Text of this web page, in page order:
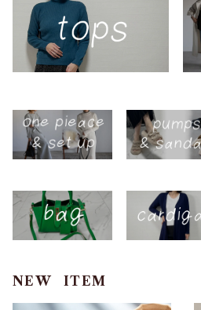
NEW ITEM